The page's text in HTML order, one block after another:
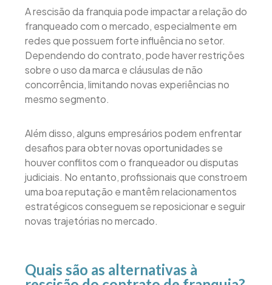
A rescisão da franquia pode impactar a relação do
franqueado com o mercado, especialmente em
redes que possuem forte influência no setor.
Dependendo do contrato, pode haver restrições
sobre o uso da marca e cláusulas de não
concorrência, limitando novas experiências no
mesmo segmento.
Além disso, alguns empresários podem enfrentar
desafios para obter novas oportunidades se
houver conflitos com o franqueador ou disputas
judiciais. No entanto, profissionais que constroem
uma boa reputação e mantêm relacionamentos
estratégicos conseguem se reposicionar e seguir
novas trajetórias no mercado.
Quais são as alternativas à